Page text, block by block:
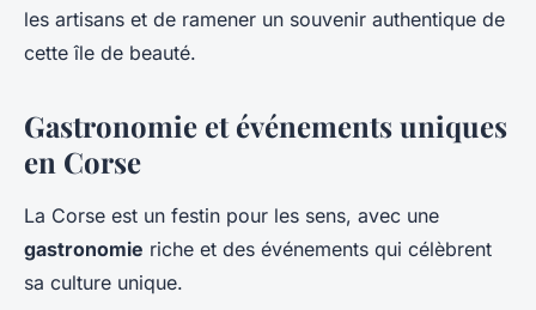
les artisans et de ramener un souvenir authentique de
cette île de beauté.
Gastronomie et événements uniques
en Corse
La Corse est un festin pour les sens, avec une
gastronomie riche et des événements qui célèbrent
sa culture unique.